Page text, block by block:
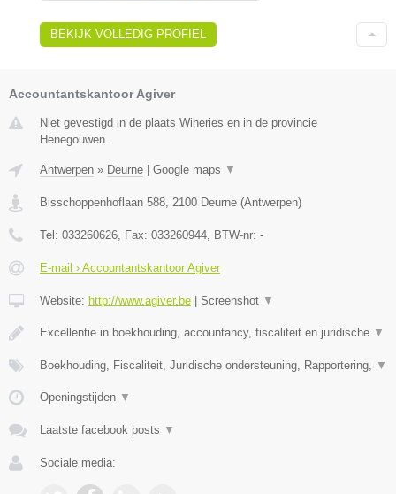
BEKIJK VOLLEDIG PROFIEL
Accountantskantoor Agiver
Niet gevestigd in de plaats Wiheries en in de provincie
Henegouwen.
Antwerpen » Deurne Google maps ▼
Bisschoppenhoflaan 588, 2100 Deurne (Antwerpen)
Tel: 033260626, Fax: 033260944, BTW-nr: -
E-mail › Accountantskantoor Agiver
Website: http://www.agiver.be Screenshot ▼
Excellentie in boekhouding, accountancy, fiscaliteit en juridische ▼
Boekhouding, Fiscaliteit, Juridische ondersteuning, Rapportering, ▼
Openingstijden ▼
Laatste facebook posts ▼
Sociale media: